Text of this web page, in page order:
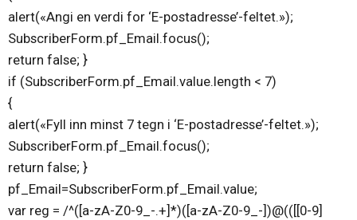
alert(«Angi en verdi for ‘E-postadresse’-feltet.»);
SubscriberForm.pf_Email.focus();
return false; }
if (SubscriberForm.pf_Email.value.length < 7)
{
alert(«Fyll inn minst 7 tegn i ‘E-postadresse’-feltet.»);
SubscriberForm.pf_Email.focus();
return false; }
pf_Email=SubscriberForm.pf_Email.value;
var reg = /^([a-zA-Z0-9_-.+]*)([a-zA-Z0-9_-])@(([[0-9]